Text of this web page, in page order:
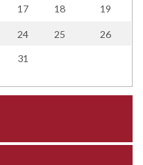
17 18 19
24 25 26
31